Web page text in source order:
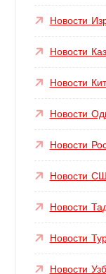
Новости
Новости
Новости
Новости
Новости
Новости
Новости
Новости
Новости